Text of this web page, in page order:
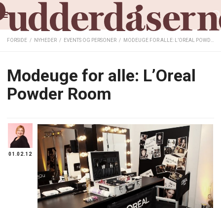
FORSIDE / NYHEDER / EVENTS OG PERSONER / MODEUGE FOR ALLE: L’OREAL POWDER ROOM
Modeuge for alle: L’Oreal
Powder Room
01.02.12